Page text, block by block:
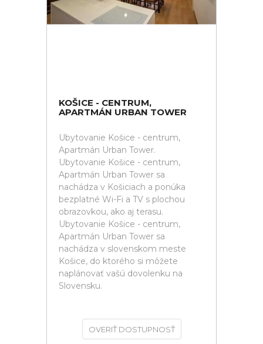
KOŠICE - CENTRUM,
APARTMÁN URBAN TOWER
Ubytovanie Košice - centrum,
Apartmán Urban Tower.
Ubytovanie Košice - centrum,
Apartmán Urban Tower sa
nachádza v Košiciach a ponúka
bezplatné Wi-Fi a TV s plochou
obrazovkou, ako aj terasu.
Ubytovanie Košice - centrum,
Apartmán Urban Tower sa
nachádza v slovenskom meste
Košice, do ktorého si môžete
naplánovať vašú dovolenku na
Slovensku.
OVERIŤ DOSTUPNOSŤ